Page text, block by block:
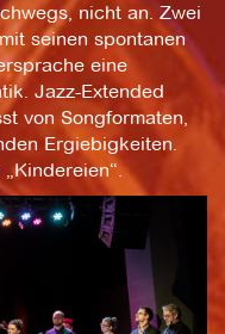
nicht an. Zwei
seinen spontanen
eine
Jazz-Extended
von Songformaten,
Ergiebigkeiten.